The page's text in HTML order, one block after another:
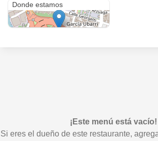
Donde estamos
¡Este menú está vacío!
Si eres el dueño de este restaurante,